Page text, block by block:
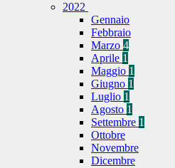
2022
Gennaio
Febbraio
Marzo 4
Aprile 1
Maggio 1
Giugno 1
Luglio 1
Agosto 1
Settembre 1
Ottobre
Novembre
Dicembre